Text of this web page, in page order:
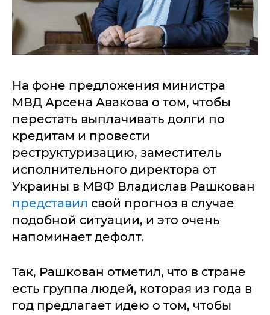
На фоне предложения министра
МВД Арсена Авакова о том, чтобы
перестать выплачивать долги по
кредитам и провести
реструктуризацию, заместитель
исполнительного директора от
Украины в МВФ Владислав Рашкован
представил свой прогноз в случае
подобной ситуации, и это очень
напоминает дефолт.
Так, Рашкован отметил, что в стране
есть группа людей, которая из года в
год предлагает идею о том, чтобы